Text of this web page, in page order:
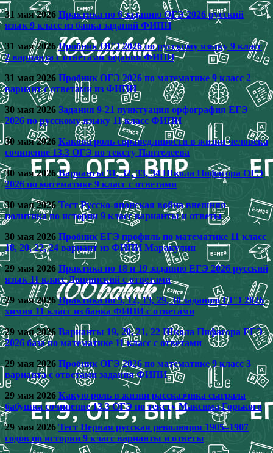
31 мая 2026 Практика по 6 заданию ОГЭ 2026 русский
язык 9 класс из банка заданий ФИПИ
31 мая 2026Пробник ОГЭ 2026 по русскому языку 9 класс
2 варианта с ответами задания ФИПИ
31 мая 2026 Пробник ОГЭ 2026 по математике 9 класс 2
вариант с ответами из ФИПИ
30 мая 2026 Задания 9-21 пунктуация орфография ЕГЭ
2026 по русскому языку 11 класс ФИПИ
30 мая 2026 Какова роль справедливости в жизни человека
сочинение 13.3 ОГЭ по тексту Пантелеева
30 мая 2026Варианты 31, 32, 33, 34 Школа Пифагора ОГЭ
2026 по математике 9 класс с ответами
30 мая 2026 Тест Русско‑японская война внешняя
политика по истории 9 класс варианты и ответы
30 мая 2026 Пробник ЕГЭ профиль по математике 11 класс
18, 20, 22, 24 вариант из ФИПИ Маракулин
29 мая 2026 Практика по 18 и 19 заданию ЕГЭ 2026 русский
язык 11 класс Дощинский с ответами
29 мая 2026Практика по 5, 12, 13, 29, 30 заданию ЕГЭ 2026
химия 11 класс из банка ФИПИ с ответами
29 мая 2026 Варианты 19, 20, 21, 22 Школа Пифагора ЕГЭ
2026 база по математике 11 класс с ответами
29 мая 2026 Пробник ОГЭ 2026 по математике 9 класс 3
варианта с ответами задания ФИПИ
29 мая 2026 Какую роль в жизни рассказчика сыграла
бабушка сочинение 13.3 ОГЭ по тексту Максима Горького
29 мая 2026 Тест Первая русская революция 1905–1907
годов по истории 9 класс варианты и ответы